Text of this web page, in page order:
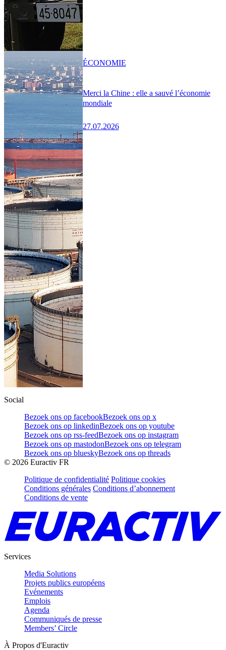
Merci la Chine : elle a sauvé l’économie
mondiale
27.07.2026
ÉCONOMIE
Social
Bezoek ons op facebookBezoek ons op x
Bezoek ons op linkedinBezoek ons op youtube
Bezoek ons op rss-feedBezoek ons op instagram
Bezoek ons op mastodonBezoek ons op telegram
Bezoek ons op blueskyBezoek ons op threads
© 2026 Euractiv FR
Politique de confidentialité Politique cookies
Conditions générales Conditions d’abonnement
Conditions de vente
Services
Media Solutions
Projets publics européens
Evénements
Emplois
Agenda
Communiqués de presse
Members’ Circle
À Propos d'Euractiv